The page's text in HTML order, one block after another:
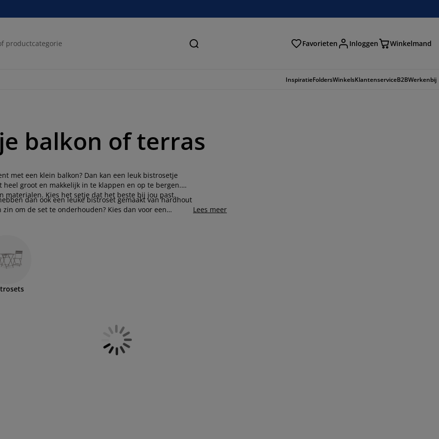
Zoeken Favorieten Inloggen Winkelmand
InspiratieFoldersWinkelsKlantenserviceB2BWerkenbij
balkon of terras
met een klein balkon? Dan kan een leuk bistrosetje
groot en makkelijk in te klappen en op te bergen.
materialen. Kies het setje dat het beste bij jou past.
dan ook een leuke bistroset gemaakt van hardhout
om de set te onderhouden? Kies dan voor een
Lees meer